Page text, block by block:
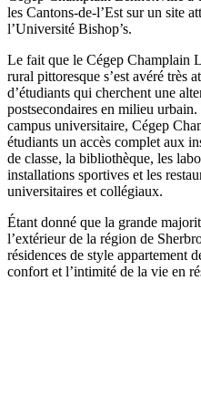
les Cantons-de-l’Est sur un site
l’Université Bishop’s.
Le fait que le Cégep Champlain
rural pittoresque s’est avéré très
d’étudiants qui cherchent une
postsecondaires en milieu
campus universitaire, Cégep
étudiants un accès complet aux
de classe, la bibliothèque, les
installations sportives et les
universitaires et collégiaux.
Étant donné que la grande
l’extérieur de la région de
résidences de style appartement
confort et l’intimité de la vie en